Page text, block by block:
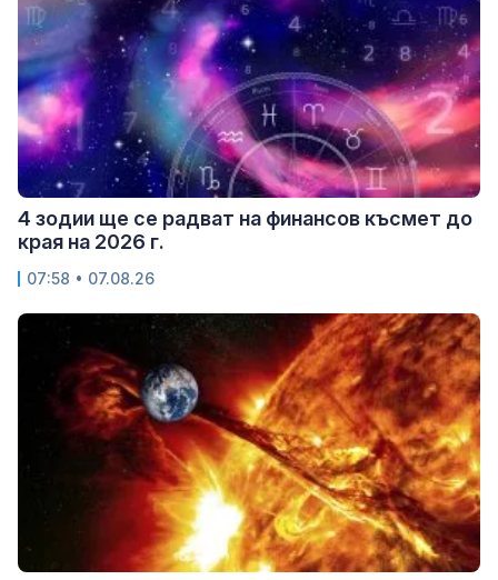
4 зодии ще се радват на финансов късмет до
края на 2026 г.
07:58 • 07.08.26